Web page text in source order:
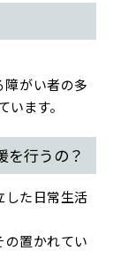
障がい者の多
います。
を行うの？
した日常生活
の置かれてい